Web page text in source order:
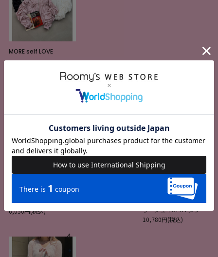
MORE self LOVE
ドロストリボンブルゾ
リトルフラワーキャミ
ワンピース
6,050円(税込)
2
ギャザーワンピース
6,490円(税込)
MORE self LOVE
【Disney】ふしぎの国
のアリス/トワル・ド
ゥ・ジュイSTYLEダブル
カラーワンピース
10,780円(税込)
4